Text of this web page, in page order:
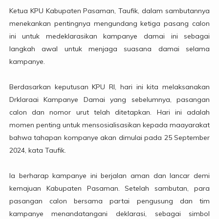
Ketua KPU Kabupaten Pasaman, Taufik, dalam sambutannya
menekankan pentingnya mengundang ketiga pasang calon
ini untuk medeklarasikan kampanye damai ini sebagai
langkah awal untuk menjaga suasana damai selama
kampanye.
Berdasarkan keputusan KPU RI, hari ini kita melaksanakan
Drklaraai Kampanye Damai yang sebelumnya, pasangan
calon dan nomor urut telah ditetapkan. Hari ini adalah
momen penting untuk mensosialisasikan kepada maayarakat
bahwa tahapan kompanye akan dimulai pada 25 September
2024, kata Taufik.
Ia berharap kampanye ini berjalan aman dan lancar demi
kemajuan Kabupaten Pasaman. Setelah sambutan, para
pasangan calon bersama partai pengusung dan tim
kampanye menandatangani deklarasi, sebagai simbol